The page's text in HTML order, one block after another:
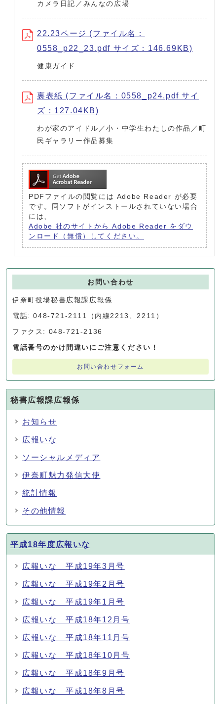
カメラ日記／みんなの広場
22.23ページ (ファイル名：
0558_p22_23.pdf サイズ：146.69KB)
健康ガイド
裏表紙 (ファイル名：0558_p24.pdf サイ
ズ：127.04KB)
わが家のアイドル／小・中学生わたしの作品／町
民ギャラリー作品募集
PDFファイルの閲覧には Adobe Reader が必要
です。同ソフトがインストールされていない場合
には、
Adobe 社のサイトから Adobe Reader をダウ
ンロード（無償）してください。
お問い合わせ
伊奈町役場秘書広報課広報係
電話: 048-721-2111（内線2213、2211）
ファクス: 048-721-2136
電話番号のかけ間違いにご注意ください！
お問い合わせフォーム
秘書広報課広報係
お知らせ
広報いな
ソーシャルメディア
伊奈町魅力発信大使
統計情報
その他情報
平成18年度広報いな
広報いな 平成19年3月号
広報いな 平成19年2月号
広報いな 平成19年1月号
広報いな 平成18年12月号
広報いな 平成18年11月号
広報いな 平成18年10月号
広報いな 平成18年9月号
広報いな 平成18年8月号